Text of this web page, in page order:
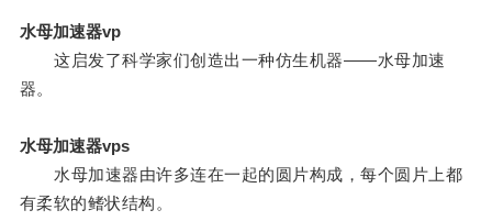
水母加速器vp
这启发了科学家们创造出一种仿生机器——水母加速
器。
水母加速器vps
水母加速器由许多连在一起的圆片构成，每个圆片上都
有柔软的鳍状结构。